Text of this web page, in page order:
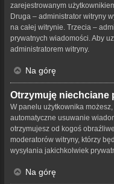
zarejestrowanym
Druga – administrator witryny
na całej witrynie. Trzecia –
prywatnych wiadomości. Aby
administratorem witryny.
Na górę
Otrzymuję niechciane
W panelu użytkownika
automatyczne usuwanie
otrzymujesz od kogoś
moderatorów witryny, którzy
wysyłania jakichkolwiek
Na górę